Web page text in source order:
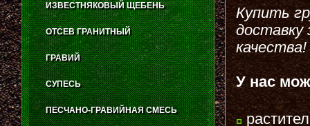
Купить
доставку
качества!
У нас
ИЗВЕСТНЯКОВЫЙ ЩЕБЕНЬ
ОТСЕВ ГРАНИТНЫЙ
ГРАВИЙ
СУПЕСЬ
ПЕСЧАНО-ГРАВИЙНАЯ СМЕСЬ